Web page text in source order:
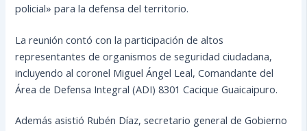
policial» para la defensa del territorio.
La reunión contó con la participación de altos
representantes de organismos de seguridad ciudadana,
incluyendo al coronel Miguel Ángel Leal, Comandante del
Área de Defensa Integral (ADI) 8301 Cacique Guaicaipuro.
Además asistió Rubén Díaz, secretario general de Gobierno